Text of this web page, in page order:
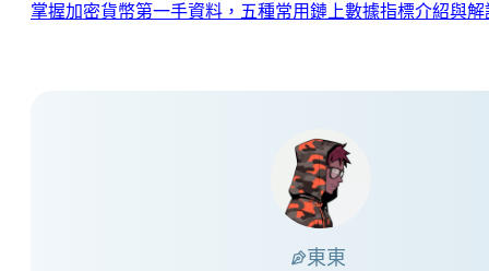
掌握加密貨幣第一手資料，五種常用鏈上數據指標介紹與解
東東